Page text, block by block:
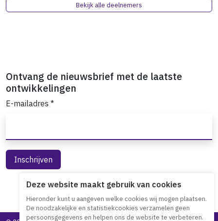
Bekijk alle deelnemers
Ontvang de nieuwsbrief met de laatste
ontwikkelingen
E-mailadres *
Deze website maakt gebruik van cookies
Hieronder kunt u aangeven welke cookies wij mogen plaatsen.
De noodzakelijke en statistiekcookies verzamelen geen
persoonsgegevens en helpen ons de website te verbeteren.